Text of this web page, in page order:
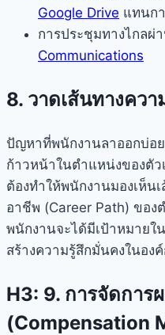
Google Drive แทนก
การประชุมทางไกลผ่
Communications
8. วาดเส้นทางคว
ปัญหาที่พนักงานลาออกบ่อ
ก้าวหน้าในตำแหน่งของตัว
ต้องทำให้พนักงานมองเห็น
อาชีพ (Career Path) ของ
พนักงานจะได้มีเป้าหมายใ
สร้างความรู้สึกมั่นคงในอง
H3: 9. การจัดการ
(Compensation